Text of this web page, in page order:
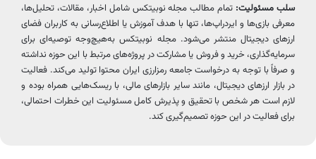
سلب مسئولیت: تمام مطالب مجله نوبیتکس شامل اخبار، مقالات، تحلیل‌ها،
معرفی بازی‌ها و ایردراپ‌ها، تنها با هدف آموزش یا اطلاع‌رسانی به کاربران فضای
ارزهای دیجیتال منتشر می‌شود. مجله نوبیتکس به‌هیچ‌وجه توصیه‌ای برای
سرمایه‌گذاری، خرید و فروش یا مشارکت در پروژه‌های مرتبط با این حوزه نداشته
و صرفاً با توجه به درخواست جامعه رمزارزی ایران محتوا تولید می‌کند. فعالیت
در بازار ارزهای دیجیتال، مانند سایر بازارهای مالی، با ریسک‌هایی همراه بوده و
لازم است هر شخص با تحقیق و پذیرش کامل مسئولیت این خطرات احتمالی،
برای فعالیت در این حوزه تصمیم‌گیری کند.